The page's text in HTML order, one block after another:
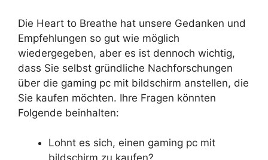
Die Heart to Breathe hat unsere Gedanken und
Empfehlungen so gut wie möglich
wiedergegeben, aber es ist dennoch wichtig,
dass Sie selbst gründliche Nachforschungen
über die gaming pc mit bildschirm anstellen, die
Sie kaufen möchten. Ihre Fragen könnten
Folgende beinhalten:
Lohnt es sich, einen gaming pc mit